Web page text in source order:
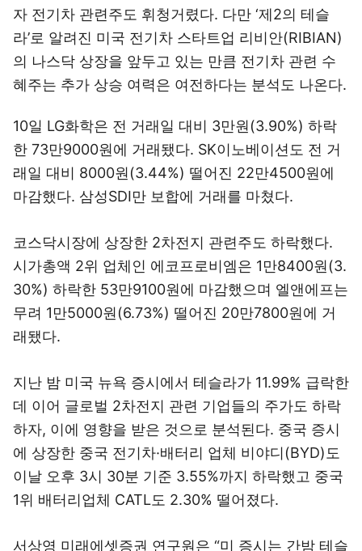
자 전기차 관련주도 휘청거렸다. 다만 ‘제2의 테슬
라’로 알려진 미국 전기차 스타트업 리비안(RIBIAN)
의 나스닥 상장을 앞두고 있는 만큼 전기차 관련 수
혜주는 추가 상승 여력은 여전하다는 분석도 나온다.
10일 LG화학은 전 거래일 대비 3만원(3.90%) 하락
한 73만9000원에 거래됐다. SK이노베이션도 전 거
래일 대비 8000원(3.44%) 떨어진 22만4500원에
마감했다. 삼성SDI만 보합에 거래를 마쳤다.
코스닥시장에 상장한 2차전지 관련주도 하락했다.
시가총액 2위 업체인 에코프로비엠은 1만8400원(3.
30%) 하락한 53만9100원에 마감했으며 엘앤에프는
무려 1만5000원(6.73%) 떨어진 20만7800원에 거
래됐다.
지난 밤 미국 뉴욕 증시에서 테슬라가 11.99% 급락한
데 이어 글로벌 2차전지 관련 기업들의 주가도 하락
하자, 이에 영향을 받은 것으로 분석된다. 중국 증시
에 상장한 중국 전기차·배터리 업체 비야디(BYD)도
이날 오후 3시 30분 기준 3.55%까지 하락했고 중국
1위 배터리업체 CATL도 2.30% 떨어졌다.
서상영 미래에셋증권 연구원은 “미 증시는 간밤 테슬